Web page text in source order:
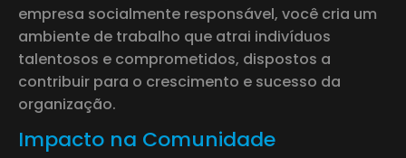
empresa socialmente responsável, você cria um
ambiente de trabalho que atrai indivíduos
talentosos e comprometidos, dispostos a
contribuir para o crescimento e sucesso da
organização.
Impacto na Comunidade